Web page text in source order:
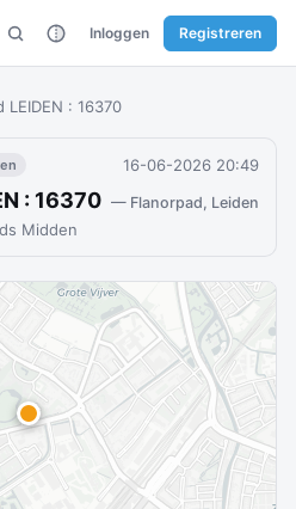
Inloggen Registreren
LEIDEN : 16370
16-06-2026 20:49
: 16370 — Flanorpad, Leiden
Midden